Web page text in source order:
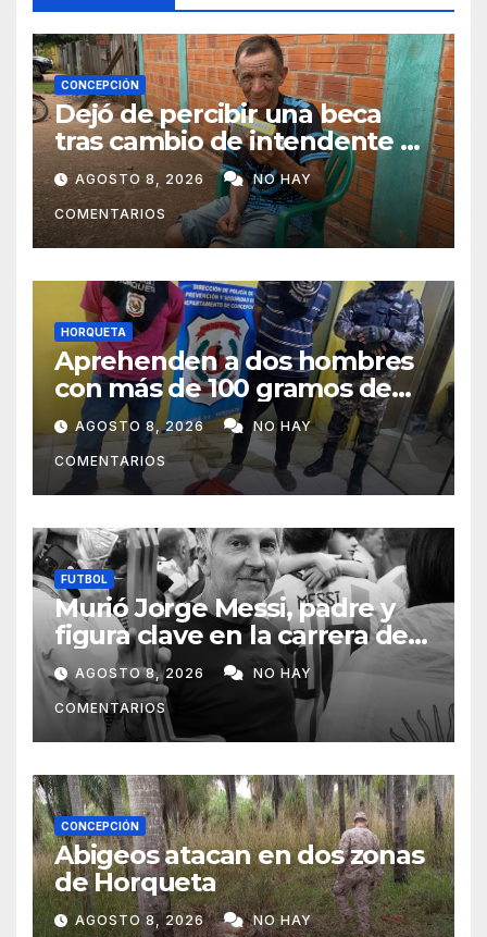
CONCEPCIÓN
Dejó de percibir una beca
tras cambio de intendente y
ahora vende caramelos para
subsistir
AGOSTO 8, 2026 NO HAY
COMENTARIOS
HORQUETA
Aprehenden a dos hombres
con más de 100 gramos de
supuesta marihuana en
Horqueta
AGOSTO 8, 2026 NO HAY
COMENTARIOS
FUTBOL
Murió Jorge Messi, padre y
figura clave en la carrera de
Lionel Messi
AGOSTO 8, 2026 NO HAY
COMENTARIOS
CONCEPCIÓN
Abigeos atacan en dos zonas
de Horqueta
AGOSTO 8, 2026 NO HAY